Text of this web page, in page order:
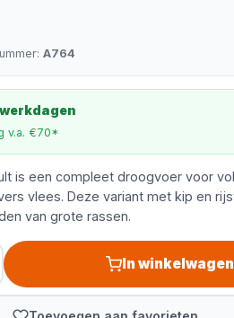
A764
v.a. €70*
is een compleet droogvoer voor
vlees. Deze variant met kip en
van grote rassen.
In winkelwagen